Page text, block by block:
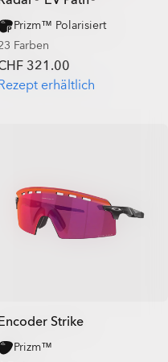
Prizm™ Polarisiert
Farben
321.00
erhältlich
Strike
Prizm™